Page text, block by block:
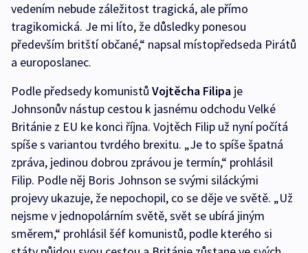
vedením nebude záležitost tragická, ale přímo
tragikomická. Je mi líto, že důsledky ponesou
především britští občané,“ napsal místopředseda Pirátů
a europoslanec.
Podle předsedy komunistů Vojtěcha Filipa je
Johnsonův nástup cestou k jasnému odchodu Velké
Británie z EU ke konci října. Vojtěch Filip už nyní počítá
spíše s variantou tvrdého brexitu. „Je to spíše špatná
zpráva, jedinou dobrou zprávou je termín,“ prohlásil
Filip. Podle něj Boris Johnson se svými siláckými
projevy ukazuje, že nepochopil, co se děje ve světě. „Už
nejsme v jednopolárním světě, svět se ubírá jiným
směrem,“ prohlásil šéf komunistů, podle kterého si